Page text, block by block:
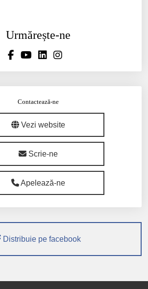
Urmărește-ne
Contactează-ne
Vezi website
Scrie-ne
Apelează-ne
Distribuie pe facebook